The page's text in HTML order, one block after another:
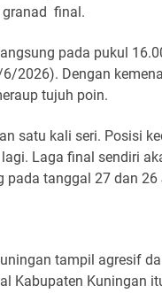
granad final.
pada pukul
2026). Dengan
tujuh poin.
satu kali seri. Posisi
Laga final sendiri
pada tanggal 27 dan 26
tampil agresif
Kabupaten Kuningan